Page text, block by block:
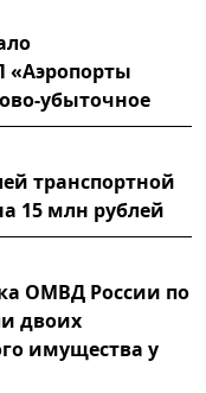
«Аэропорты
убыточное
транспортной
15 млн рублей
ОМВД России по
двоих
имущества у